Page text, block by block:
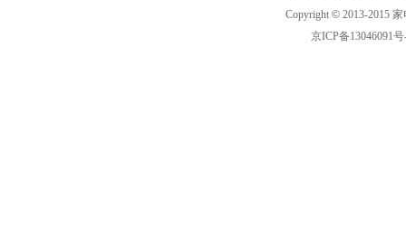
Copyright © 2013-2015
京ICP备13046091号